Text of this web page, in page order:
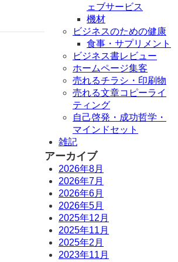
ェブサービス
機材
ビジネスのための健康
食事・サプリメント
ビジネス書レビュー
ホームページ集客
売れるチラシ・印刷物
売れる文章コピーライ
ティング
自己啓発・成功哲学・
マインドセット
雑記
アーカイブ
2026年8月
2026年7月
2026年6月
2026年5月
2025年12月
2025年11月
2025年2月
2023年11月